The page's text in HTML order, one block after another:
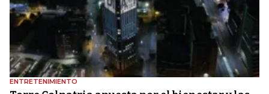
ENTRETENIMIENTO